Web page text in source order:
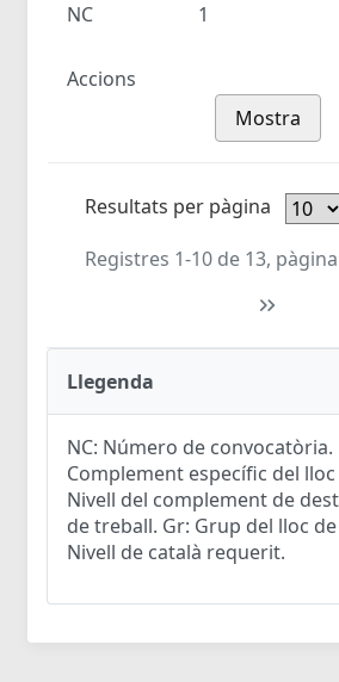
NC 1
Accions
Mostra
Resultats per pàgina
Registres 1-10 de 13,
Llegenda
NC: Número de convocatòria.
Complement específic del
Nivell del complement de
de treball. Gr: Grup del lloc
Nivell de català requerit.